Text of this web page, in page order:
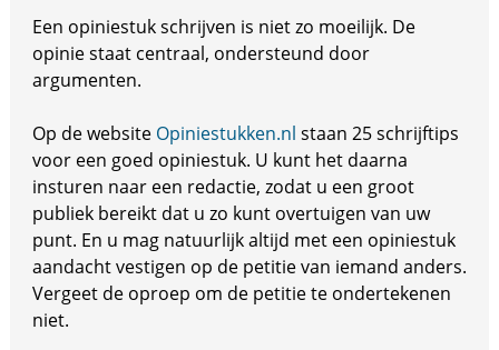
Een opiniestuk schrijven is niet zo moeilijk. De
opinie staat centraal, ondersteund door
argumenten.
Op de website Opiniestukken.nl staan 25 schrijftips
voor een goed opiniestuk. U kunt het daarna
insturen naar een redactie, zodat u een groot
publiek bereikt dat u zo kunt overtuigen van uw
punt. En u mag natuurlijk altijd met een opiniestuk
aandacht vestigen op de petitie van iemand anders.
Vergeet de oproep om de petitie te ondertekenen
niet.